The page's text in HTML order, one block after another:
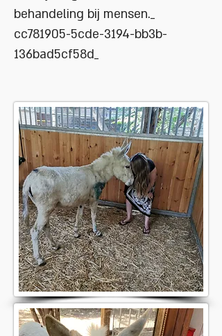
behandeling bij mensen._
cc781905-5cde-3194-bb3b-
136bad5cf58d_